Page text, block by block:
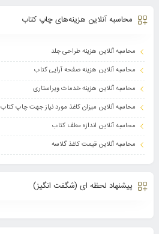
محاسبه آنلاین هزینه‌های چاپ کتاب
محاسبه آنلاین هزینه طراحی جلد
محاسبه آنلاین هزینه صفحه آرایی کتاب
محاسبه آنلاین هزینه خدمات ویراستاری
محاسبه آنلاین میزان کاغذ مورد نیاز جهت چاپ کتاب
محاسبه آنلاین اندازه عطف کتاب
محاسبه آنلاین قیمت کاغذ گلاسه
پیشنهاد لحظه ای (شگفت انگیز)